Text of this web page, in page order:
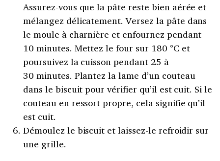
Assurez-vous que la pâte reste bien aérée et
mélangez délicatement. Versez la pâte dans
le moule à charnière et enfournez pendant
10 minutes. Mettez le four sur 180 °C et
poursuivez la cuisson pendant 25 à
30 minutes. Plantez la lame d’un couteau
dans le biscuit pour vérifier qu’il est cuit. Si le
couteau en ressort propre, cela signifie qu’il
est cuit.
Démoulez le biscuit et laissez-le refroidir sur
une grille.